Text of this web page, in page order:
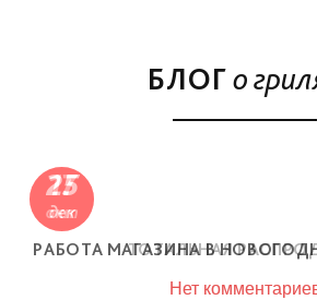
БЛОГо
25
дек
РАБОТА МАГАЗИНА В
Нет